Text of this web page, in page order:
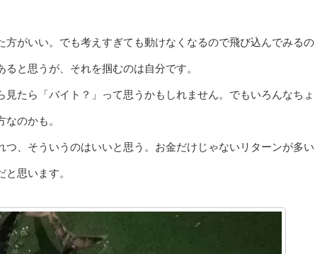
がいい。でも考えすぎても動けなくなるので飛び込んでみるの
と思うが、それを掴むのは自分です。
たら「バイト？」って思うかもしれません。でもいろんなちょ
のかも。
、そういうのはいいと思う。お金だけじゃないリターンが多い
思います。